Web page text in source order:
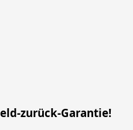
zurück-Garantie!